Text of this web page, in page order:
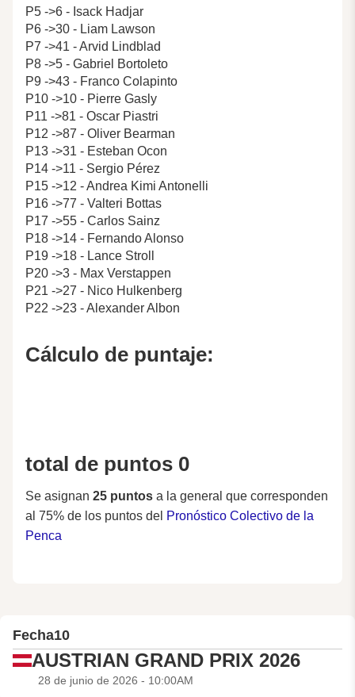
P5 ->6 - Isack Hadjar
P6 ->30 - Liam Lawson
P7 ->41 - Arvid Lindblad
P8 ->5 - Gabriel Bortoleto
P9 ->43 - Franco Colapinto
P10 ->10 - Pierre Gasly
P11 ->81 - Oscar Piastri
P12 ->87 - Oliver Bearman
P13 ->31 - Esteban Ocon
P14 ->11 - Sergio Pérez
P15 ->12 - Andrea Kimi Antonelli
P16 ->77 - Valteri Bottas
P17 ->55 - Carlos Sainz
P18 ->14 - Fernando Alonso
P19 ->18 - Lance Stroll
P20 ->3 - Max Verstappen
P21 ->27 - Nico Hulkenberg
P22 ->23 - Alexander Albon
Cálculo de puntaje:
total de puntos 0
Se asignan 25 puntos a la general que corresponden
al 75% de los puntos del Pronóstico Colectivo de la
Penca
Fecha10
AUSTRIAN GRAND PRIX 2026
28 de junio de 2026 - 10:00AM